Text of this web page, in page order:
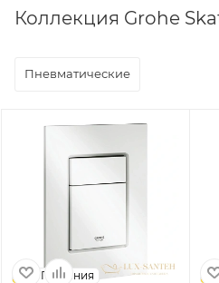
Коллекция Grohe
Пневматические
Германия